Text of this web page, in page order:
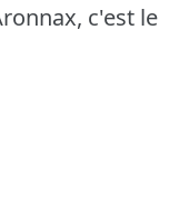
c'est le